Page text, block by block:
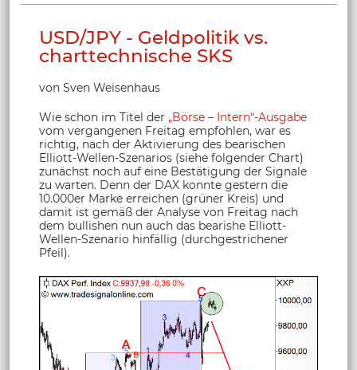
USD/JPY - Geldpolitik vs.
charttechnische SKS
von Sven Weisenhaus
Wie schon im Titel der „Börse – Intern“-Ausgabe
vom vergangenen Freitag empfohlen, war es
richtig, nach der Aktivierung des bearischen
Elliott-Wellen-Szenarios (siehe folgender Chart)
zunächst noch auf eine Bestätigung der Signale
zu warten. Denn der DAX konnte gestern die
10.000er Marke erreichen (grüner Kreis) und
damit ist gemäß der Analyse von Freitag nach
dem bullishen nun auch das bearishe Elliott-
Wellen-Szenario hinfällig (durchgestrichener
Pfeil).